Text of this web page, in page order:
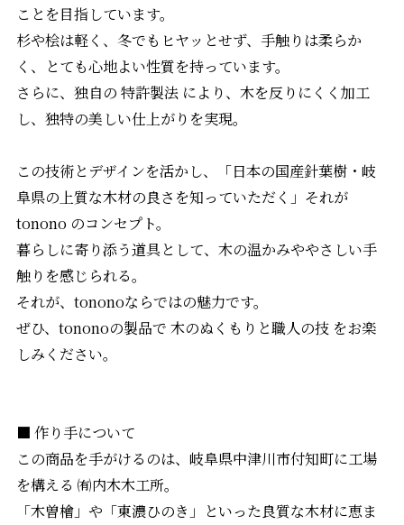
ことを目指しています。
杉や桧は軽く、冬でもヒヤッとせず、手触りは柔らか
く、とても心地よい性質を持っています。
さらに、独自の 特許製法 により、木を反りにくく加工
し、独特の美しい仕上がりを実現。
この技術とデザインを活かし、「日本の国産針葉樹・岐
阜県の上質な木材の良さを知っていただく」それが
tonono のコンセプト。
暮らしに寄り添う道具として、木の温かみややさしい手
触りを感じられる。
それが、tononoならではの魅力です。
ぜひ、tononoの製品で 木のぬくもりと職人の技 をお楽
しみください。
■ 作り手について
この商品を手がけるのは、岐阜県中津川市付知町に工場
を構える ㈲内木木工所。
「木曽檜」や「東濃ひのき」といった良質な木材に恵ま